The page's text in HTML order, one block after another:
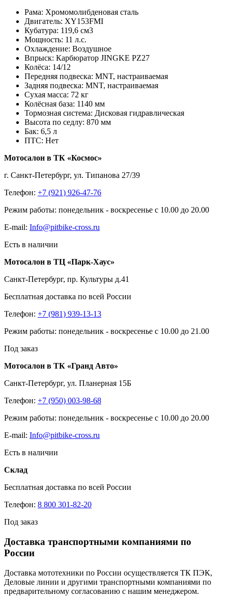
Рама: Хромомолибденовая сталь
Двигатель: XY153FMI
Кубатура: 119,6 см3
Мощность: 11 л.с.
Охлаждение: Воздушное
Впрыск: Карбюратор JINGKE PZ27
Колёса: 14/12
Передняя подвеска: MNT, настраиваемая
Задняя подвеска: MNT, настраиваемая
Сухая масса: 72 кг
Колёсная база: 1140 мм
Тормозная система: Дисковая гидравлическая
Высота по седлу: 870 мм
Бак: 6,5 л
ПТС: Нет
Мотосалон в ТК «Космос»
г. Санкт-Петербург, ул. Типанова 27/39
Телефон: +7 (921) 926-47-76
Режим работы: понедельник - воскресенье с 10.00 до 20.00
E-mail: Info@pitbike-cross.ru
Есть в наличии
Мотосалон в ТЦ «Парк-Хаус»
Санкт-Петербург, пр. Культуры д.41
Бесплатная доставка по всей России
Телефон: +7 (981) 939-13-13
Режим работы: понедельник - воскресенье с 10.00 до 21.00
Под заказ
Мотосалон в ТК «Гранд Авто»
Санкт-Петербург, ул. Планерная 15Б
Телефон: +7 (950) 003-98-68
Режим работы: понедельник - воскресенье с 10.00 до 20.00
E-mail: Info@pitbike-cross.ru
Есть в наличии
Склад
Бесплатная доставка по всей России
Телефон: 8 800 301-82-20
Под заказ
Доставка транспортными компаниями по
России
Доставка мототехники по России осуществляется ТК ПЭК,
Деловые линии и другими транспортными компаниями по
предварительному согласованию с нашим менеджером.